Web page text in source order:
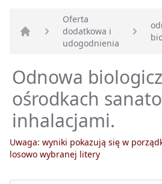
Strona główna
Oferta
dodatkowa i
udogodnienia
Odnowa
ośrodkach
inhalacjami.
Uwaga: wyniki pokazują się w
losowo wybranej litery